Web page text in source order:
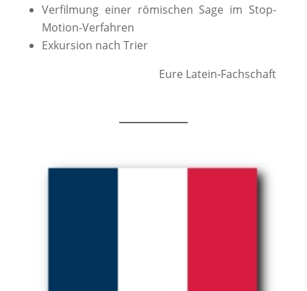
Verfilmung einer römischen Sage im Stop-
Motion-Verfahren
Exkursion nach Trier
Eure Latein-Fachschaft